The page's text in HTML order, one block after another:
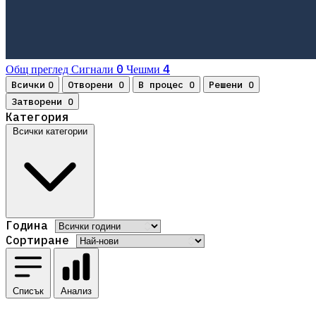
Общ преглед Сигнали 0 Чешми 4
Всички 0 Отворени 0 В процес 0 Решени 0
Затворени 0
Категория
Всички категории
Година
Сортиране
Списък Анализ